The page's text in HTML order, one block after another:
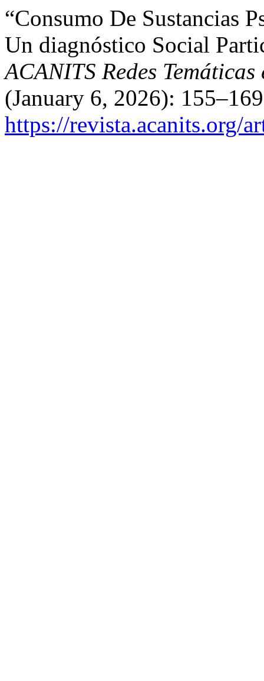
“Consumo De Sustancias
Un diagnóstico Social
ACANITS Redes
(January 6, 2026):
https://revista.acanits.org/